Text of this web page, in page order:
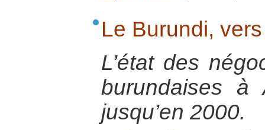
Le Burundi,
L’état des
burundaises à
jusqu’en 2000.